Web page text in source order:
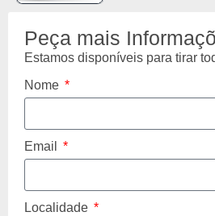
Peça mais
Estamos disponíveis para tirar
Nome
Email
Localidade